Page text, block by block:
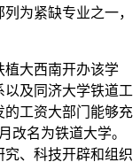
为紧缺专业之一，
大西南开办该学
及同济大学铁道工
的工资大部门能够充
改名为铁道大学。
、科技开辟和组织